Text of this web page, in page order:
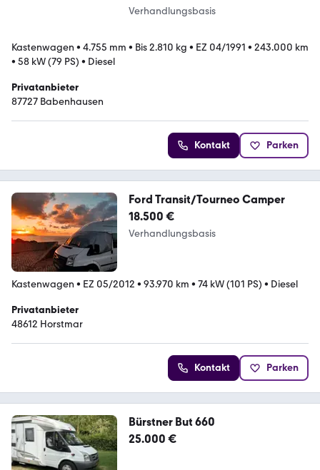
Verhandlungsbasis
Kastenwagen • 4.755 mm • Bis 2.810 kg • EZ 04/1991 • 243.000 km
• 58 kW (79 PS) • Diesel
Privatanbieter
87727 Babenhausen
Kontakt Parken
Ford Transit/Tourneo Camper
18.500 €
Verhandlungsbasis
Kastenwagen • EZ 05/2012 • 93.970 km • 74 kW (101 PS) • Diesel
Privatanbieter
48612 Horstmar
Kontakt Parken
Bürstner But 660
25.000 €